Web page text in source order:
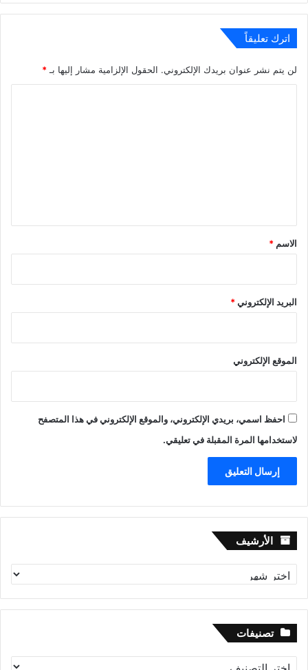
اترك تعليقاً
لن يتم نشر عنوان بريدك الإلكتروني. الحقول الإلزامية مشار إليها بـ *
*
الاسم *
البريد الإلكتروني*
الموقع الإلكتروني
احفظ اسمي، بريدي الإلكتروني، والموقع الإلكتروني في هذا المتصفح
لاستخدامها المرة المقبلة في تعليقي.
الأرشيف الأرشيف
تصنيفات
تصنيفات